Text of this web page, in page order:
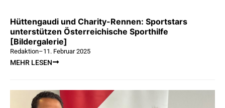
Hüttengaudi und Charity-Rennen: Sportstars
unterstützen Österreichische Sporthilfe
[Bildergalerie]
Redaktion–11. Februar 2025
MEHR LESEN